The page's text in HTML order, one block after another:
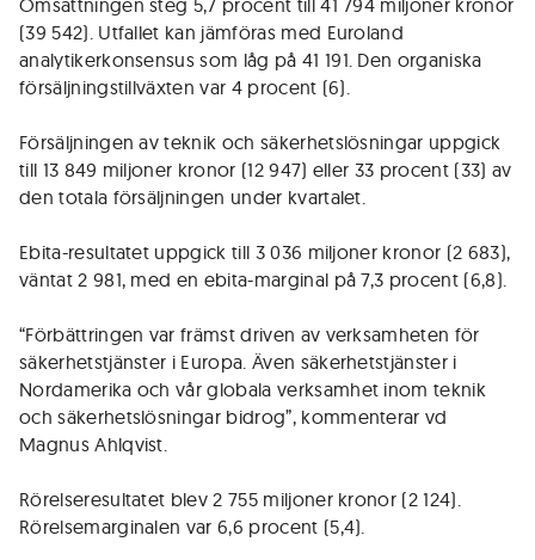
Omsättningen steg 5,7 procent till 41 794 miljoner kronor
(39 542). Utfallet kan jämföras med Euroland
analytikerkonsensus som låg på 41 191. Den organiska
försäljningstillväxten var 4 procent (6).
Försäljningen av teknik och säkerhetslösningar uppgick
till 13 849 miljoner kronor (12 947) eller 33 procent (33) av
den totala försäljningen under kvartalet.
Ebita-resultatet uppgick till 3 036 miljoner kronor (2 683),
väntat 2 981, med en ebita-marginal på 7,3 procent (6,8).
“Förbättringen var främst driven av verksamheten för
säkerhetstjänster i Europa. Även säkerhetstjänster i
Nordamerika och vår globala verksamhet inom teknik
och säkerhetslösningar bidrog”, kommenterar vd
Magnus Ahlqvist.
Rörelseresultatet blev 2 755 miljoner kronor (2 124).
Rörelsemarginalen var 6,6 procent (5,4).